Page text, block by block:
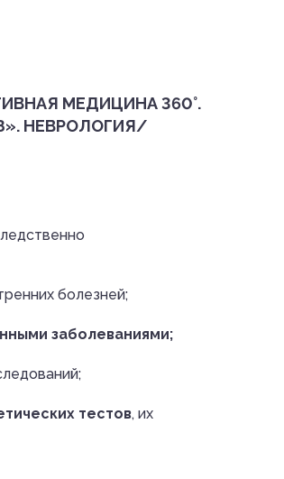
МЕДИЦИНА 360°.
НЕВРОЛОГИЯ/
болезней;
заболеваниями;
тестов, их